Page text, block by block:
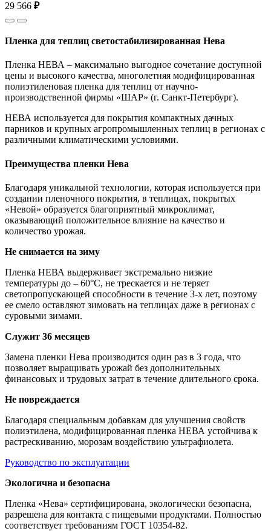
29 566 ₽
Пленка для теплиц светостабилизированная Нева
Пленка НЕВА – максимально выгодное сочетание доступной
цены и высокого качества, многолетняя модифицированная
полиэтиленовая пленка для теплиц от научно-
производственной фирмы «ШАР» (г. Санкт-Петербург).
НЕВА используется для покрытия компактных дачных
парников и крупных агропромышленных теплиц в регионах с
различными климатическими условиями.
Преимущества пленки Нева
Благодаря уникальной технологии, которая используется при
создании пленочного покрытия, в теплицах, покрытых
«Невой» образуется благоприятный микроклимат,
оказывающий положительное влияние на качество и
количество урожая.
Не снимается на зиму
Пленка НЕВА выдерживает экстремально низкие
температуры до – 60°С, не трескается и не теряет
светопропускающей способности в течение 3-х лет, поэтому
ее смело оставляют зимовать на теплицах даже в регионах с
суровыми зимами.
Служит 36 месяцев
Замена пленки Нева производится один раз в 3 года, что
позволяет выращивать урожай без дополнительных
финансовых и трудовых затрат в течение длительного срока.
Не повреждается
Благодаря специальным добавкам для улучшения свойств
полиэтилена, модифицированная пленка НЕВА устойчива к
растрескиванию, морозам воздействию ультрафиолета.
Руководство по эксплуатации
Экологична и безопасна
Пленка «Нева» сертифицирована, экологически безопасна,
разрешена для контакта с пищевыми продуктами. Полностью
соответствует требованиям ГОСТ 10354-82.